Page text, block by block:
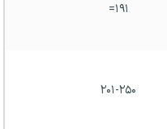
۱۹۱=
۲۰۱-۲۵۰